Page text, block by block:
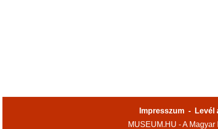
Impresszum -
Levél
MUSEUM.HU - A